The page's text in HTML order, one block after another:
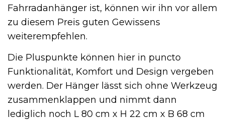
Fahrradanhänger ist, können wir ihn vor allem
zu diesem Preis guten Gewissens
weiterempfehlen.
Die Pluspunkte können hier in puncto
Funktionalität, Komfort und Design vergeben
werden. Der Hänger lässt sich ohne Werkzeug
zusammenklappen und nimmt dann
lediglich noch L 80 cm x H 22 cm x B 68 cm